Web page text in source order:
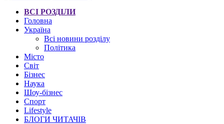
ВСІ РОЗДІЛИ
Головна
Україна
Всі новини розділу
Політика
Місто
Світ
Бізнес
Наука
Шоу-бізнес
Спорт
Lifestyle
БЛОГИ ЧИТАЧІВ